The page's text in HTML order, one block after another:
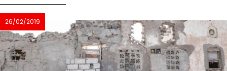
26/02/2019